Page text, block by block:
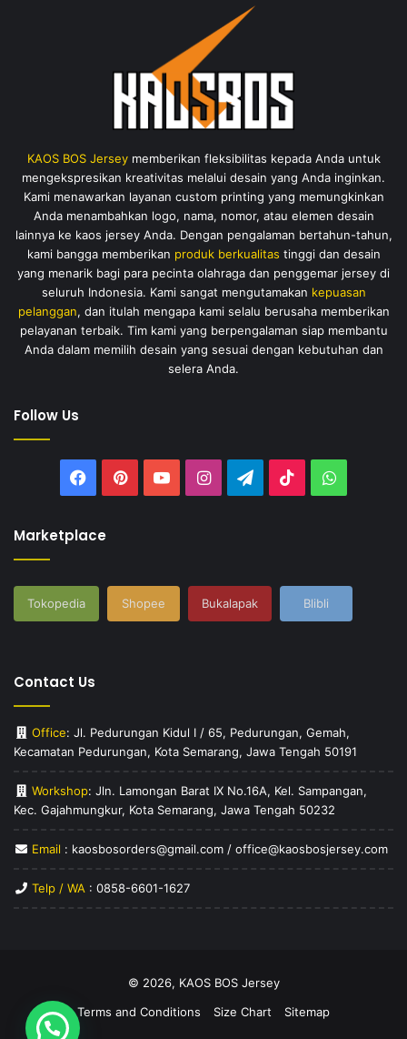
KAOS BOS Jerseymemberikan fleksibilitas kepada Anda untuk
mengekspresikan kreativitas melalui desain yang Anda inginkan.
Kami menawarkan layanan custom printing yang memungkinkan
Anda menambahkan logo, nama, nomor, atau elemen desain
lainnya ke kaos jersey Anda. Dengan pengalaman bertahun-tahun,
kami bangga memberikan produk berkualitas tinggi dan desain
yang menarik bagi para pecinta olahraga dan penggemar jersey di
seluruh Indonesia. Kami sangat mengutamakan kepuasan
pelanggan, dan itulah mengapa kami selalu berusaha memberikan
pelayanan terbaik. Tim kami yang berpengalaman siap membantu
Anda dalam memilih desain yang sesuai dengan kebutuhan dan
selera Anda.
Follow Us
Facebook
PinterestYouTubeInstagramTelegram
TikTok
Marketplace
Tokopedia Shopee Bukalapak Blibli
Contact Us
Office: Jl. Pedurungan Kidul I / 65, Pedurungan, Gemah,
Kecamatan Pedurungan, Kota Semarang, Jawa Tengah 50191
Workshop: Jln. Lamongan Barat IX No.16A, Kel. Sampangan,
Kec. Gajahmungkur, Kota Semarang, Jawa Tengah 50232
Email : kaosbosorders@gmail.com / office@kaosbosjersey.com
Telp / WA : 0858-6601-1627
© 2026, KAOS BOS Jersey
Terms and Conditions
Size Chart Sitemap